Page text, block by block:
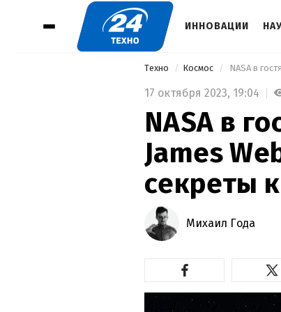
ИННОВАЦИИ
Техно Космос NASA в
17 октября 2023, 19:04
NASA в
James
секреты
Михаил Года